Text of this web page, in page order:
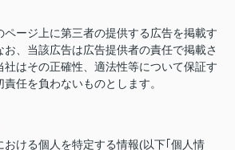
ページ上に第三者の提供する広告を掲載す
、当該広告は広告提供者の責任で掲載さ
はその正確性、適法性等について保証す
任を負わないものとします。
おける個人を特定する情報(以下｢個人情